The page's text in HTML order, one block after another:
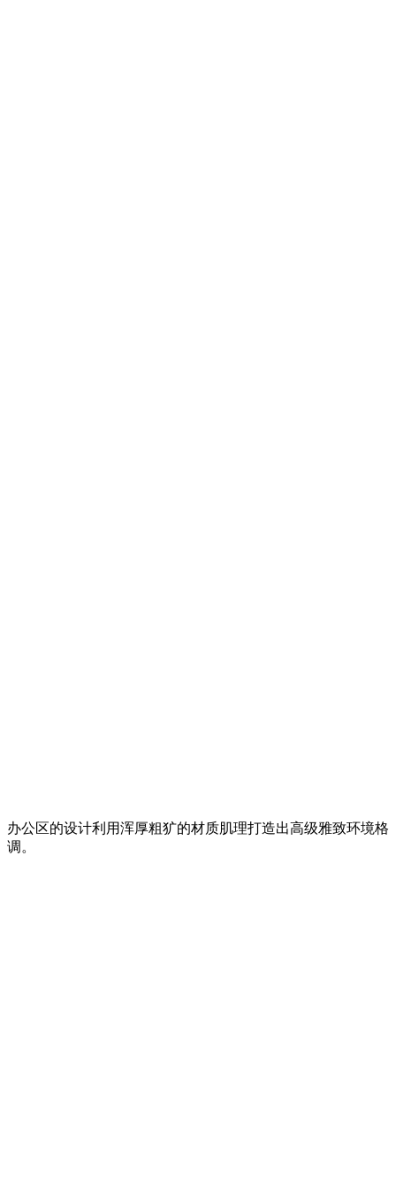
办公区的设计利用浑厚粗犷的材质肌理打造出高级雅致环境格
调。